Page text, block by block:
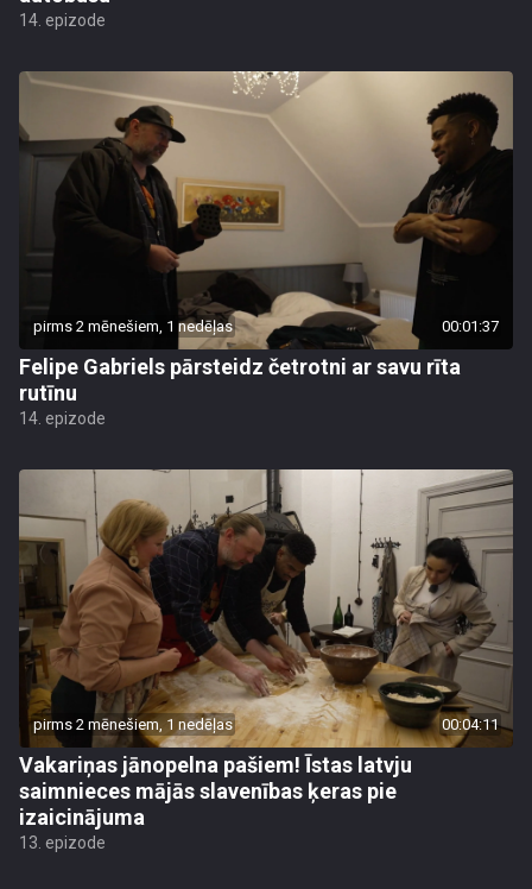
14. epizode
pirms 2 mēnešiem, 1 nedēļas 00:01:37
Felipe Gabriels pārsteidz četrotni ar savu rīta
rutīnu
14. epizode
pirms 2 mēnešiem, 1 nedēļas 00:04:11
Vakariņas jānopelna pašiem! Īstas latvju
saimnieces mājās slavenības ķeras pie
izaicinājuma
13. epizode